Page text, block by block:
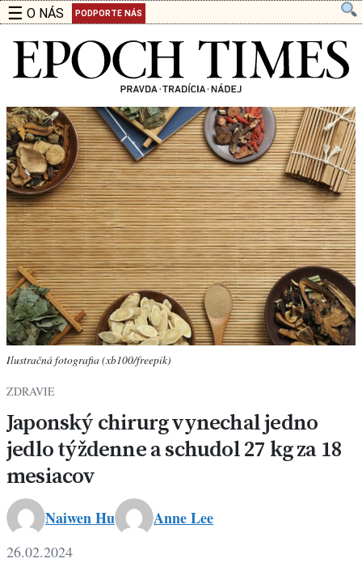
☰ O NÁS PODPORTE NÁS
Ilustračná fotografia (xb100/freepik)
ZDRAVIE
Japonský chirurg vynechal jedno
jedlo týždenne a schudol 27 kg za 18
mesiacov
Naiwen Hu Anne Lee
26.02.2024